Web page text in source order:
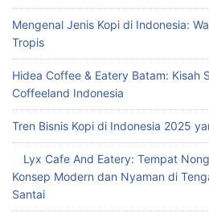
Mengenal Jenis Kopi di Indonesia:
Tropis
Hidea Coffee & Eatery Batam: Kisah
Coffeeland Indonesia
Tren Bisnis Kopi di Indonesia 2025
Lyx Cafe And Eatery: Tempat
Konsep Modern dan Nyaman di
Santai